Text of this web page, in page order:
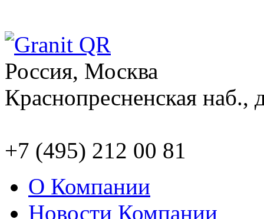
Россия, Москва
Краснопресненская наб.,
+7 (495) 212 00 81
О Компании
Новости Компании